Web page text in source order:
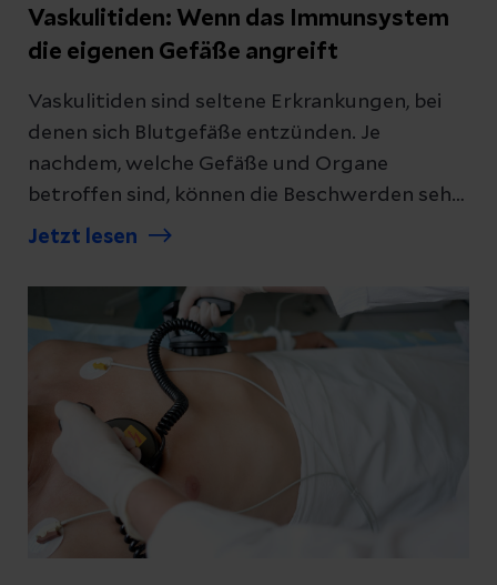
Vaskulitiden: Wenn das Immunsystem
die eigenen Gefäße angreift
Vaskulitiden sind seltene Erkrankungen, bei
denen sich Blutgefäße entzünden. Je
nachdem, welche Gefäße und Organe
betroffen sind, können die Beschwerden sehr
unterschiedlich sein. Das erschwert die
sorgfältige Abklärung: Wird eine Vaskulitis
früh erkannt, lässt sie sich in vielen Fällen gut
behandeln.
Jetzt lesen